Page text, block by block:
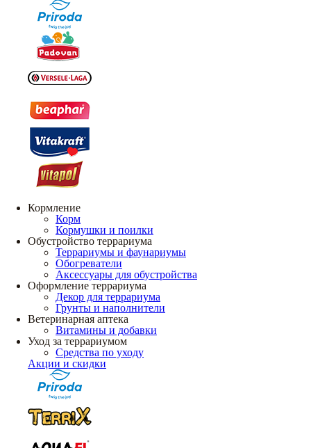
Кормление
Корм
Кормушки и поилки
Обустройство террариума
Террариумы и фаунариумы
Обогреватели
Аксессуары для обустройства
Оформление террариума
Декор для террариума
Грунты и наполнители
Ветеринарная аптека
Витамины и добавки
Уход за террариумом
Средства по уходу
Акции и скидки